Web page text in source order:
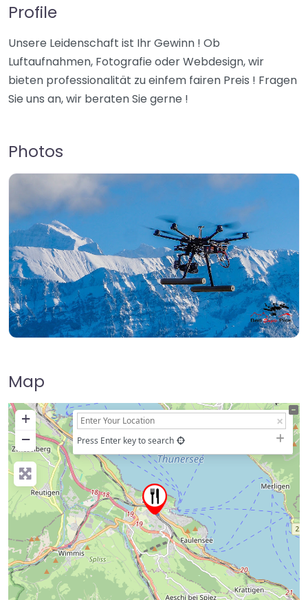
Profile
Unsere Leidenschaft ist Ihr Gewinn ! Ob
Luftaufnahmen, Fotografie oder Webdesign, wir
bieten professionalität zu einfem fairen Preis ! Fragen
Sie uns an, wir beraten Sie gerne !
Photos
Map
+
−
Press Enter key to search